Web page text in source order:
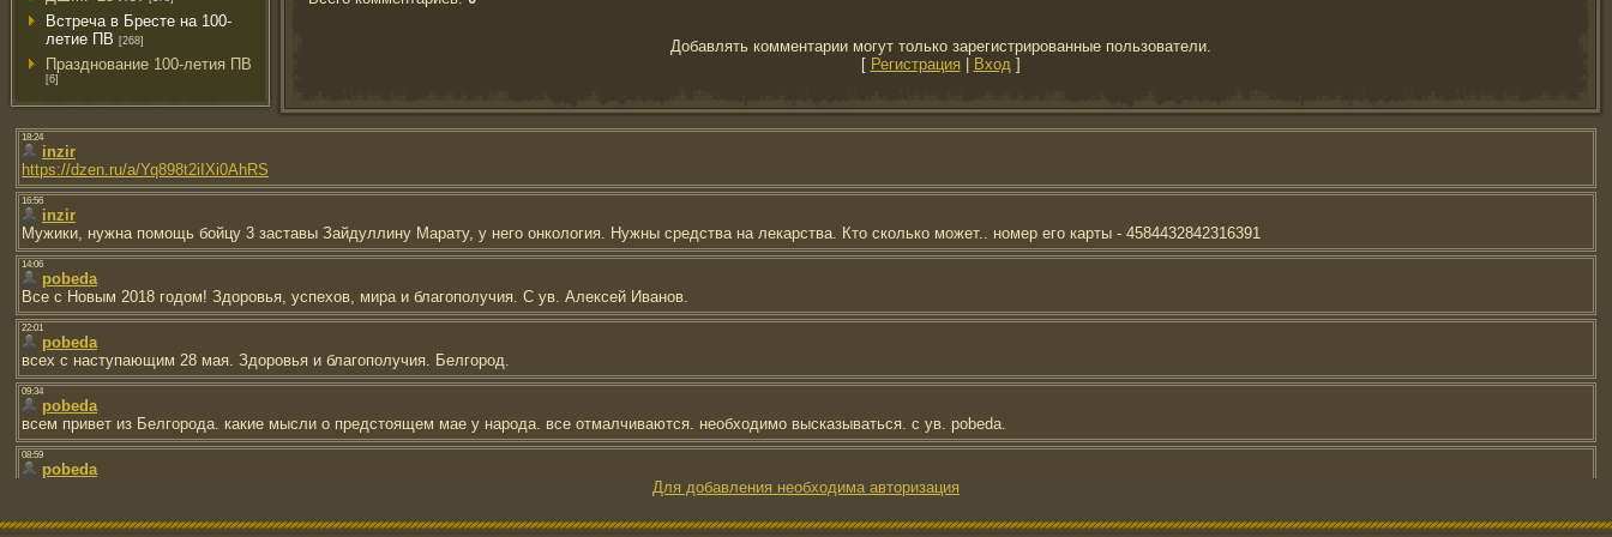
Встреча в Бресте на 100-
летие ПВ [268]
Празднование 100-летия ПВ
[6]
Добавлять комментарии могут только зарегистрированные пользователи.
[ Регистрация Вход]
Для добавления необходима авторизация